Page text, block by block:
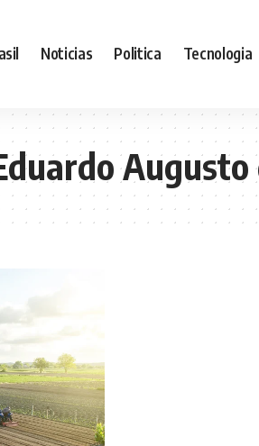
Noticias Politica Tecnologia
Augusto